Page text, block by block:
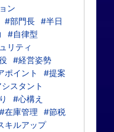
ン
#部門長 #半日
#自律型
リティ
#経営姿勢
ポイント
#提案
スタント
#心構え
#在庫管理
#節税
キルアップ